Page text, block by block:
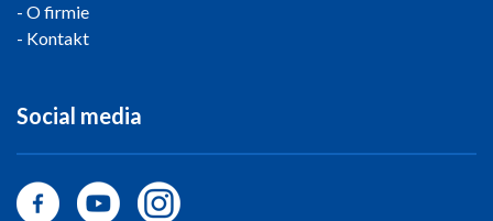
O firmie
Kontakt
Social media